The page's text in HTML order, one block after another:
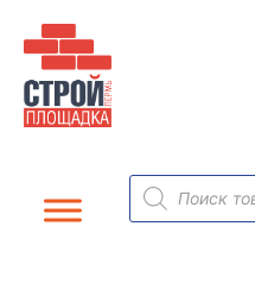
содержимому
Поиск
товаров